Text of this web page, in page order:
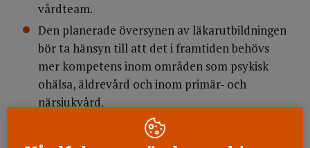
vårdteam.
Den planerade översynen av läkarutbildningen
bör ta hänsyn till att det i framtiden behövs
mer kompetens inom områden som psykisk
ohälsa, äldrevård och inom primär- och
närsjukvård.
Regering och riksdag bör överväga att tillsätta
en nationell kommission med syfte att minska